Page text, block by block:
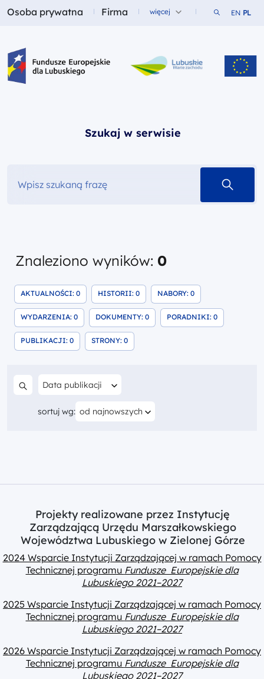
Fundusze dla
Osoba prywatna Fundusze dla
Firma więcej Szukaj w
EN PL
Fundusze Europejskie dla Lubuskiego
Szukaj w serwisie
szukaj
Znaleziono wyników: 0
AKTUALNOŚCI: 0ZNALEZIONE WYNIKI SZUKANIA
HISTORII: 0ZNALEZIONE WYNIKI SZUKANIA
NABORY: 0ZNALEZIONE
WYDARZENIA: 0ZNALEZIONE WYNIKI SZUKANIA
DOKUMENTY: 0ZNALEZIONE WYNIKI
PORADNIKI: 0
PUBLIKACJI: 0ZNALEZIONE WYNIKI SZUKANIA
STRONY: 0ZNALEZIONE WYNIKI SZUKANIA
Filtruj według
Data publikacji
sortuj wg: Aktualnie sortujesz według
od najnowszych
Projekty realizowane przez Instytucję
Zarządzającą Urzędu Marszałkowskiego
Województwa Lubuskiego w Zielonej Górze
2024 Wsparcie Instytucji Zarządzającej w ramach Pomocy
Technicznej programu Fundusze Europejskie dla
Lubuskiego 2021–2027
2025 Wsparcie Instytucji Zarządzającej w ramach Pomocy
Technicznej programu Fundusze Europejskie dla
Lubuskiego 2021–2027
2026 Wsparcie Instytucji Zarządzającej w ramach Pomocy
Technicznej programu Fundusze Europejskie dla
Lubuskiego 2021–2027